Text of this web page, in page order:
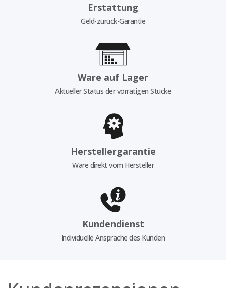
Erstattung
Geld-zurück-Garantie
Ware auf Lager
Aktueller Status der vorrätigen Stücke
Herstellergarantie
Ware direkt vom Hersteller
Kundendienst
Individuelle Ansprache des Kunden